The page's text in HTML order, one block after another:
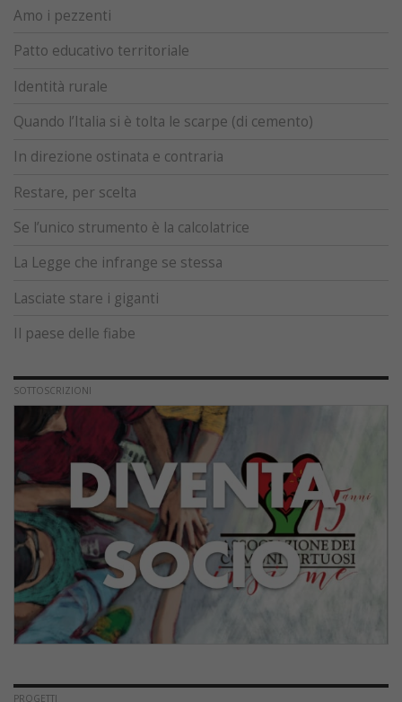
Amo i pezzenti
Patto educativo territoriale
Identità rurale
Quando l’Italia si è tolta le scarpe (di cemento)
In direzione ostinata e contraria
Restare, per scelta
Se l’unico strumento è la calcolatrice
La Legge che infrange se stessa
Lasciate stare i giganti
Il paese delle fiabe
SOTTOSCRIZIONI
PROGETTI